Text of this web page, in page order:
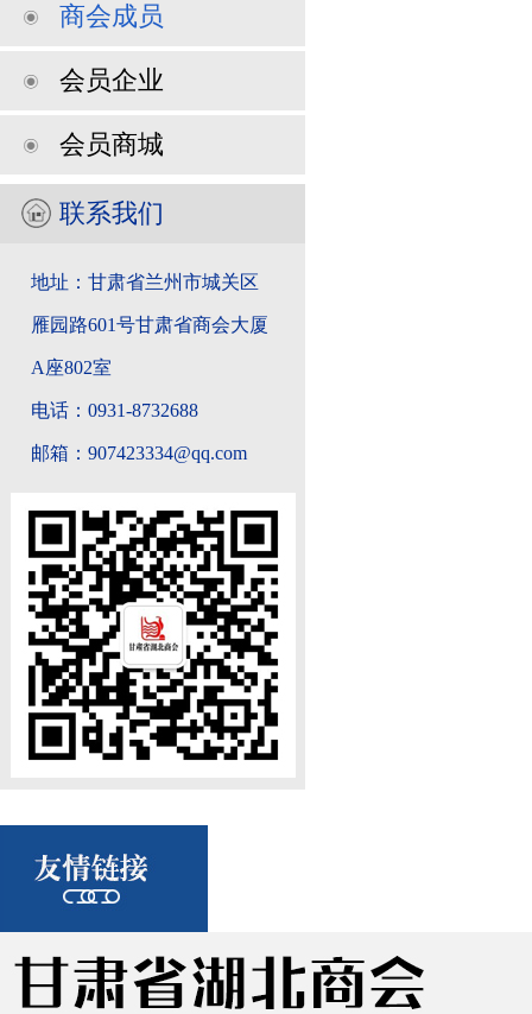
商会成员
会员企业
会员商城
联系我们
地址：甘肃省兰州市城关区
雁园路601号甘肃省商会大厦
A座802室
电话：0931-8732688
邮箱：907423334@qq.com